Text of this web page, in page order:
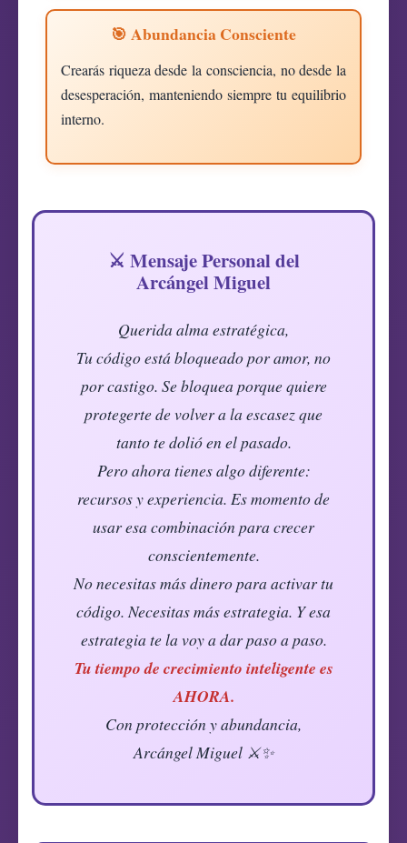
🎯 Abundancia Consciente
Crearás riqueza desde la consciencia, no desde la
desesperación, manteniendo siempre tu equilibrio
interno.
⚔️ Mensaje Personal del
Arcángel Miguel
Querida alma estratégica,
Tu código está bloqueado por amor, no
por castigo. Se bloquea porque quiere
protegerte de volver a la escasez que
tanto te dolió en el pasado.
Pero ahora tienes algo diferente:
recursos y experiencia. Es momento de
usar esa combinación para crecer
conscientemente.
No necesitas más dinero para activar tu
código. Necesitas más estrategia. Y esa
estrategia te la voy a dar paso a paso.
Tu tiempo de crecimiento inteligente es
AHORA.
Con protección y abundancia,
Arcángel Miguel ⚔️✨